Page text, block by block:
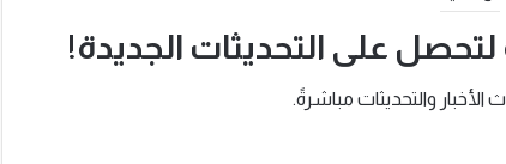
لتحصل على التحديثات الجديدة!
والتحديثات مباشرةً.